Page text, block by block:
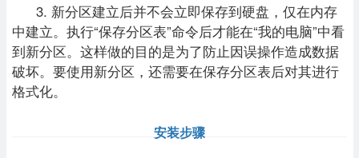
3. 新分区建立后并不会立即保存到硬盘，仅在内存
中建立。执行“保存分区表”命令后才能在“我的电脑”中看
到新分区。这样做的目的是为了防止因误操作造成数据
破坏。要使用新分区，还需要在保存分区表后对其进行
格式化。
安装步骤